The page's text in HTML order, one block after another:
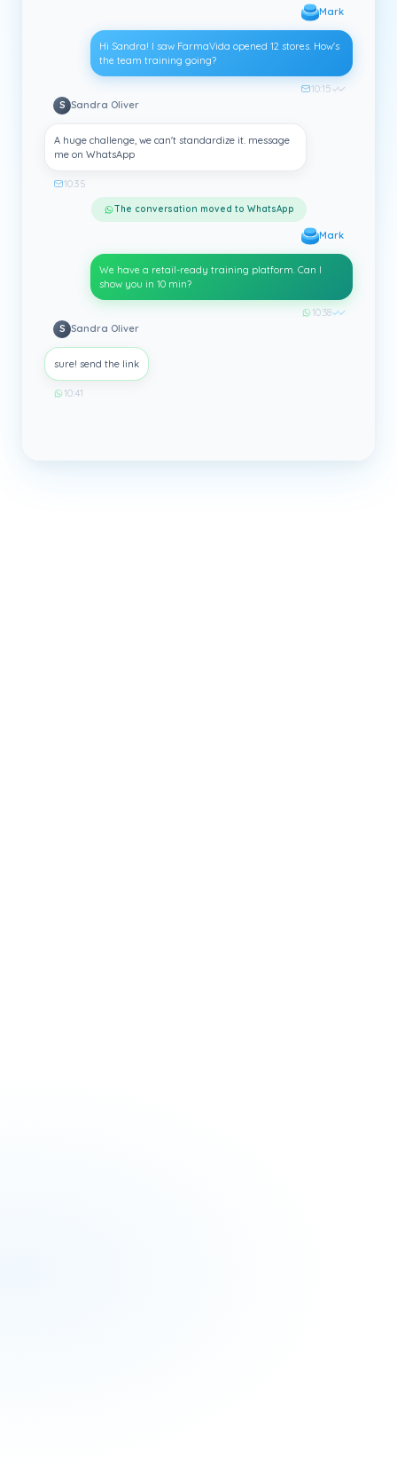
Mark
Hi Sandra! I saw FarmaVida opened 12 stores. How's
the team training going?
10:15✓✓
S Sandra Oliver
A huge challenge, we can't standardize it. message
me on WhatsApp
10:35
The conversation moved to WhatsApp
Mark
We have a retail-ready training platform. Can I
show you in 10 min?
10:38✓✓
S Sandra Oliver
sure! send the link
10:41